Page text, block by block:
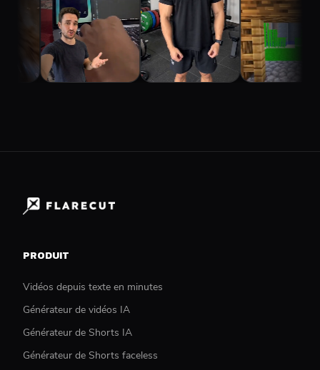
PRODUIT
Vidéos depuis texte en minutes
Générateur de vidéos IA
Générateur de Shorts IA
Générateur de Shorts faceless